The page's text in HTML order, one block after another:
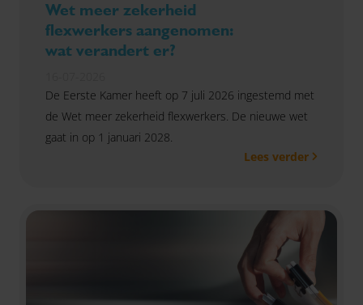
Wet meer zekerheid
flexwerkers aangenomen:
wat verandert er?
De Eerste Kamer heeft op 7 juli 2026 ingestemd met
de Wet meer zekerheid flexwerkers. De nieuwe wet
gaat in op 1 januari 2028.
Lees verder